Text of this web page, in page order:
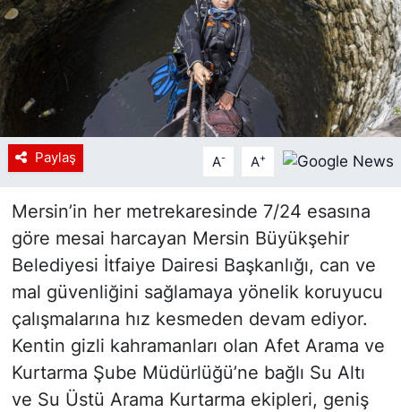
Paylaş A- A+
Mersin’in her metrekaresinde 7/24 esasına
göre mesai harcayan Mersin Büyükşehir
Belediyesi İtfaiye Dairesi Başkanlığı, can ve
mal güvenliğini sağlamaya yönelik koruyucu
çalışmalarına hız kesmeden devam ediyor.
Kentin gizli kahramanları olan Afet Arama ve
Kurtarma Şube Müdürlüğü’ne bağlı Su Altı
ve Su Üstü Arama Kurtarma ekipleri, geniş
Haberde insan
Tanıtım